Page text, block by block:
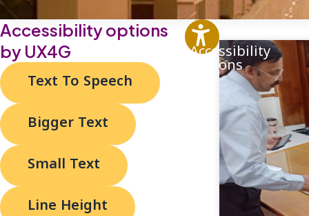
Accessibility options
by UX4G
Text To Speech
Bigger Text
Small Text
Line Height
Accessibility
Options